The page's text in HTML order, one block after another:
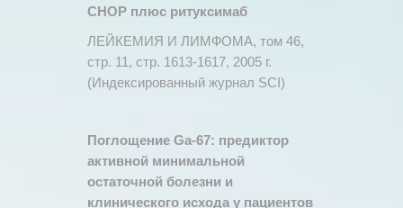
CHOP плюс ритуксимаб
ЛЕЙКЕМИЯ И ЛИМФОМА, том 46,
стр. 11, стр. 1613-1617, 2005 г.
(Индексированный журнал SCI)
Поглощение Ga-67: предиктор
активной минимальной
остаточной болезни и
клинического исхода у пациентов